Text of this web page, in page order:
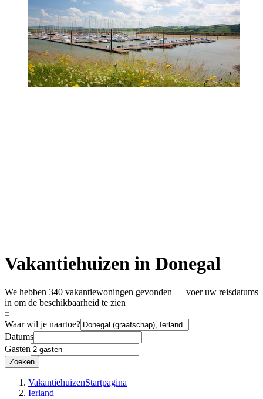
Vakantiehuizen in Donegal
We hebben 340 vakantiewoningen gevonden — voer uw reisdatums
in om de beschikbaarheid te zien
Waar wil je naartoe?
Datums
Gasten
Zoeken
VakantiehuizenStartpagina
Ierland